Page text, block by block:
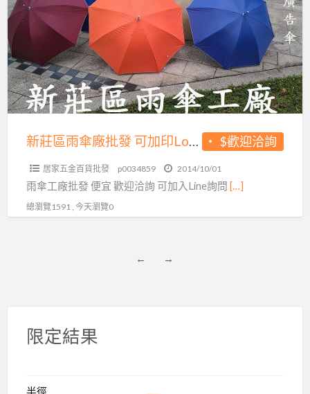
區
雨
傘
廠
批
發
可
Logo
$歡迎洽詢
新莊區雨傘廠批發 可加印Logo
居家五金百貨批發 p0034859 2014/10/01
雨傘工廠批發 便宜 歡迎洽詢 可加入Line詢問 […]
總瀏覽1591 , 今天瀏覽0
← →
限定結果
半徑